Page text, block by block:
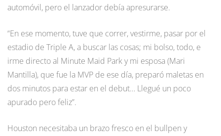
automóvil, pero el lanzador debía apresurarse.
“En ese momento, tuve que correr, vestirme, pasar por el
estadio de Triple A, a buscar las cosas; mi bolso, todo, e
irme directo al Minute Maid Park y mi esposa (Mari
Mantilla), que fue la MVP de ese día, preparó maletas en
dos minutos para estar en el debut… Llegué un poco
apurado pero feliz”.
Houston necesitaba un brazo fresco en el bullpen y